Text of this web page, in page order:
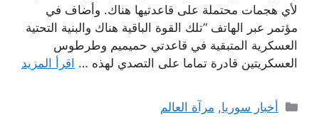
لأي هجمات محتملة على قاعدتيها هناك. وأضاف في
مؤتمر عبر الهاتف “تلك القوة الباقية هناك والبنية التحتية
العسكرية المتبقية في قاعدتي حميميم وطرطوس
العسكريتين قادرة تماما على التصدي لهذه … اقرأ المزيد
التصنيفات
أخبار سوريا, مرآة العالم